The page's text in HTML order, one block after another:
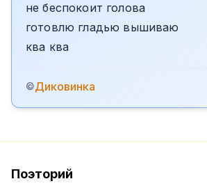
не беспокоит голова
готовлю гладью вышиваю
ква ква
©Диковинка
Поэторий